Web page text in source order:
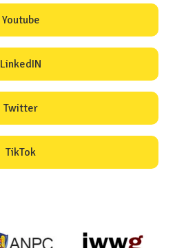
Youtube
LinkedIN
Twitter
TikTok